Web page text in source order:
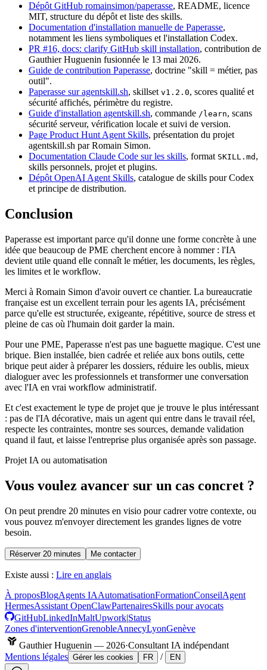
Dépôt GitHub romainsimon/paperasse, README, licence
MIT, structure du dépôt et liste des skills.
Documentation d'installation manuelle de Paperasse,
notamment les liens symboliques et l'installation Codex.
PR #16, docs: clarify GitHub skill installation, contribution de
Gauthier Huguenin fusionnée le 13 mai 2026.
Guide de contribution Paperasse, doctrine "skill = métier, pas
outil".
Paperasse sur agentskill.sh, skillset v1.2.0, scores qualité et
sécurité affichés, périmètre du registre.
Guide d'installation agentskill.sh, commande /learn, scans
sécurité serveur, vérification locale et suivi de version.
Page Product Hunt Agent Skills, présentation du projet
agentskill.sh par Romain Simon.
Documentation Claude Code sur les skills, format SKILL.md ,
skills personnels, projet et plugins.
Dépôt OpenAI Agent Skills, catalogue de skills pour Codex
et principe de distribution.
Conclusion
Paperasse est important parce qu'il donne une forme concrète à une
idée que beaucoup de PME cherchent encore à nommer : l'IA
devient utile quand elle connaît le métier, les documents, les règles,
les limites et le workflow.
Merci à Romain Simon d'avoir ouvert ce chantier. La bureaucratie
française est un excellent terrain pour les agents IA, précisément
parce qu'elle est structurée, exigeante, répétitive, source de stress et
pleine de cas où l'humain doit garder la main.
Pour une PME, Paperasse n'est pas une baguette magique. C'est une
brique. Bien installée, bien cadrée et reliée aux bons outils, cette
brique peut aider à préparer les dossiers, réduire les oublis, mieux
dialoguer avec les professionnels et transformer une conversation
avec l'IA en vrai workflow administratif.
Et c'est exactement le type de projet que je trouve le plus intéressant
: pas de l'IA décorative, mais un agent qui entre dans le travail réel,
respecte les contraintes, montre ses sources, demande validation
quand il faut, et laisse l'entreprise plus organisée après son passage.
Projet IA ou automatisation
Vous voulez avancer sur un cas concret ?
On peut prendre 20 minutes en visio pour cadrer votre contexte, ou
vous pouvez m'envoyer directement les grandes lignes de votre
besoin.
Réserver 20 minutes Me contacter
Existe aussi : Lire en anglais
À proposBlogAgents IAAutomatisationFormationConseilAgent
HermesAssistant OpenClawPartenairesSkills pour avocats
GitHubLinkedInMaltUpwork|Status
Zones d'interventionGrenobleAnnecyLyonGenève
Gauthier Huguenin — 2026·Consultant IA indépendant
Mentions légales Gérer les cookies FR / EN